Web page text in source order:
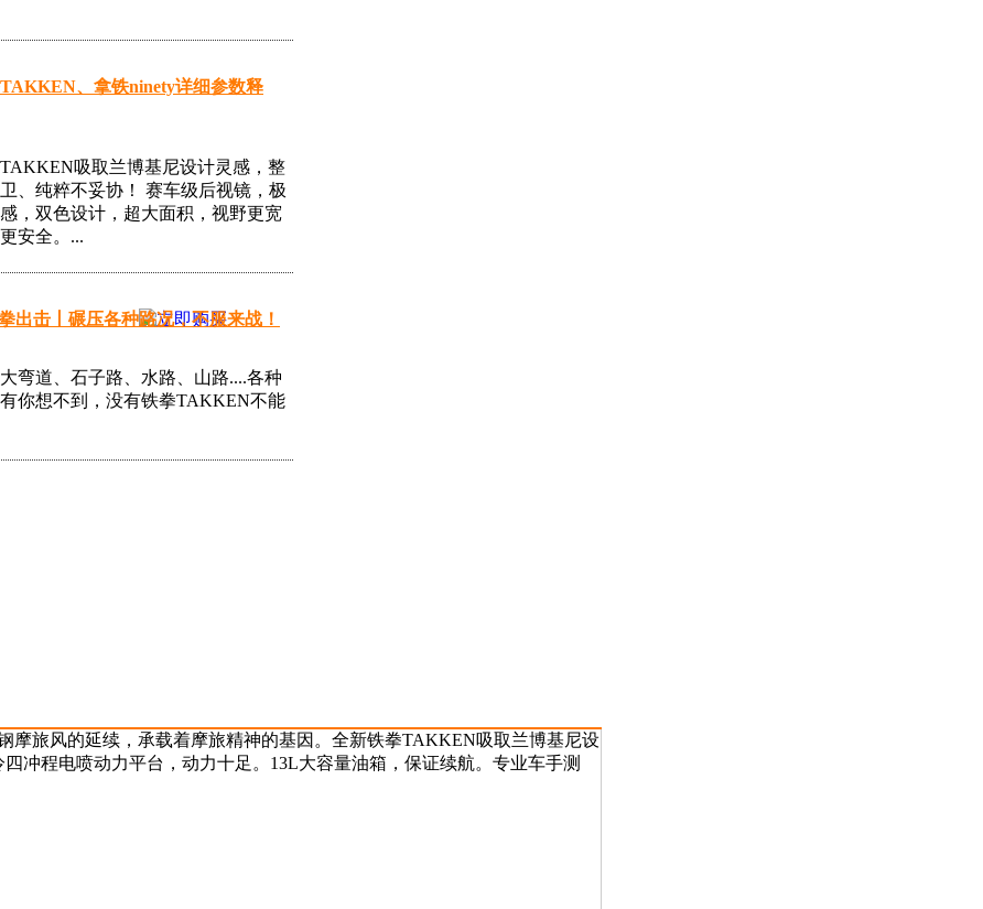
、拿铁ninety详细参数释
吸取兰博基尼设计灵感，整
、纯粹不妥协！ 赛车级后视镜，极
，双色设计，超大面积，视野更宽
安全。...
出击丨碾压各种路况，不服来战！
弯道、石子路、水路、山路....各种
你想不到，没有铁拳TAKKEN不能
旅风的延续，承载着摩旅精神的基因。全新铁拳TAKKEN吸取兰博基尼设
冲程电喷动力平台，动力十足。13L大容量油箱，保证续航。专业车手测